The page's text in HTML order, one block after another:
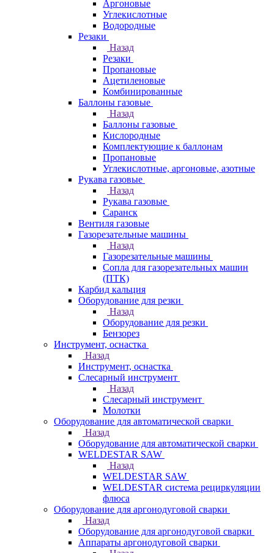
Аргоновые
Углекислотные
Водородные
Резаки
Назад
Резаки
Пропановые
Ацетиленовые
Комбинированные
Баллоны газовые
Назад
Баллоны газовые
Кислородные
Комплектующие к баллонам
Пропановые
Углекислотные, аргоновые, азотные
Рукава газовые
Назад
Рукава газовые
Саранск
Вентиля газовые
Газорезательные машины
Назад
Газорезательные машины
Сопла для газорезательных машин
(ПТК)
Карбид кальция
Оборудование для резки
Назад
Оборудование для резки
Бензорез
Инструмент, оснастка
Назад
Инструмент, оснастка
Слесарный инструмент
Назад
Слесарный инструмент
Молотки
Оборудование для автоматической сварки
Назад
Оборудование для автоматической сварки
WELDESTAR SAW
Назад
WELDESTAR SAW
WELDESTAR система рециркуляции
флюса
Оборудование для аргонодуговой сварки
Назад
Оборудование для аргонодуговой сварки
Аппараты аргонодуговой сварки